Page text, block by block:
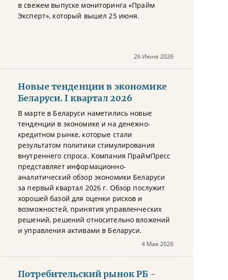
в свежем выпуске мониторинга «Прайм
Эксперт», который вышел 25 июня.
26 Июня 2026
Новые тенденции в экономике
Беларуси. I квартал 2026
В марте в Беларуси наметились новые
тенденции в экономике и на денежно-
кредитном рынке, которые стали
результатом политики стимулирования
внутреннего спроса. Компания ПраймПресс
представляет информационно-
аналитический обзор экономики Беларуси
за первый квартал 2026 г. Обзор послужит
хорошей базой для оценки рисков и
возможностей, принятия управленческих
решений, решений относительно вложений
и управления активами в Беларуси.
4 Мая 2026
Потребительский рынок РБ -